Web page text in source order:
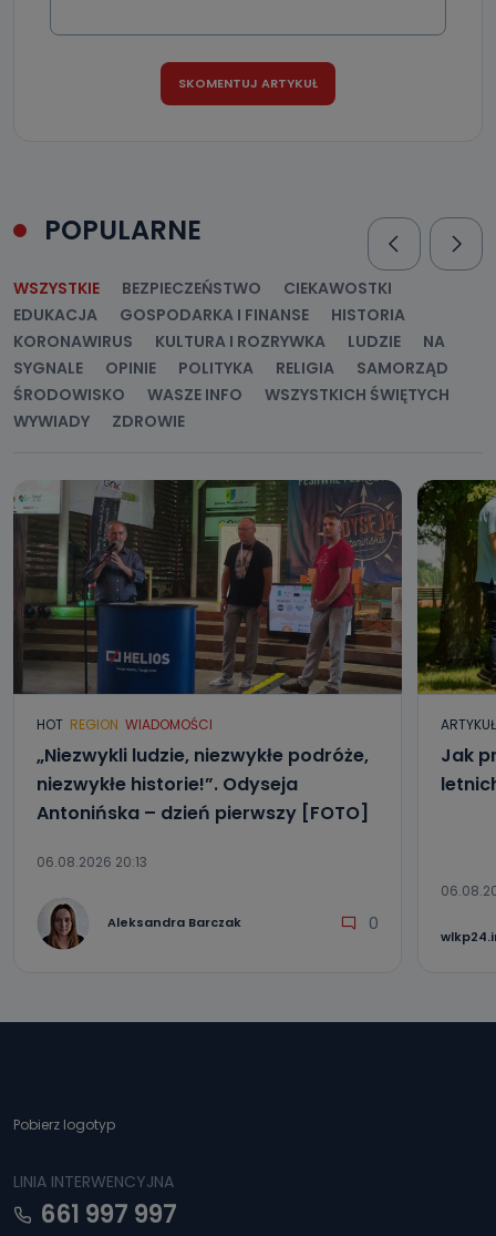
e-mailowo pod adresem: poczta@tvproart.pl
POPULARNE
WSZYSTKIE BEZPIECZEŃSTWO
CIEKAWOSTKI
EDUKACJA
GOSPODARKA I FINANSE
HISTORIA
KORONAWIRUS
KULTURA I ROZRYWKA LUDZIE
NA
SYGNALE
OPINIE POLITYKA RELIGIA
SAMORZĄD
ŚRODOWISKO
WASZE INFO
WSZYSTKICH ŚWIĘTYCH
WYWIADY
ZDROWIE
HOT REGION WIADOMOŚCI
„Niezwykli ludzie, niezwykłe podróże,
niezwykłe historie!”. Odyseja
Antonińska – dzień pierwszy [FOTO]
06.08.2026 20:13
Aleksandra Barczak 0
Jak
Pobierz logotyp
LINIA INTERWENCYJNA
661 997 997